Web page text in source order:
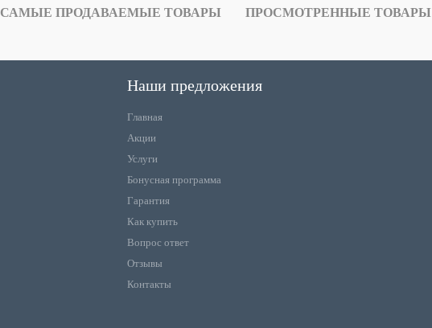
САМЫЕ ПРОДАВАЕМЫЕ ТОВАРЫ ПРОСМОТРЕННЫЕ ТОВАРЫ
Наши предложения
Главная
Акции
Услуги
Бонусная программа
Гарантия
Как купить
Вопрос ответ
Отзывы
Контакты